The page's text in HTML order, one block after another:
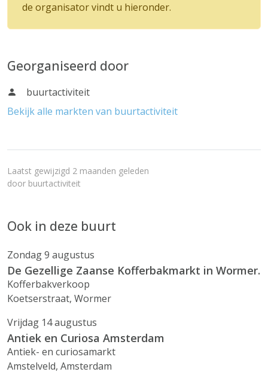
de organisator vindt u hieronder.
Georganiseerd door
buurtactiviteit
Bekijk alle markten van buurtactiviteit
Laatst gewijzigd 2 maanden geleden
door buurtactiviteit
Ook in deze buurt
Zondag 9 augustus
De Gezellige Zaanse Kofferbakmarkt in Wormer.
Kofferbakverkoop
Koetserstraat, Wormer
Vrijdag 14 augustus
Antiek en Curiosa Amsterdam
Antiek- en curiosamarkt
Amstelveld, Amsterdam